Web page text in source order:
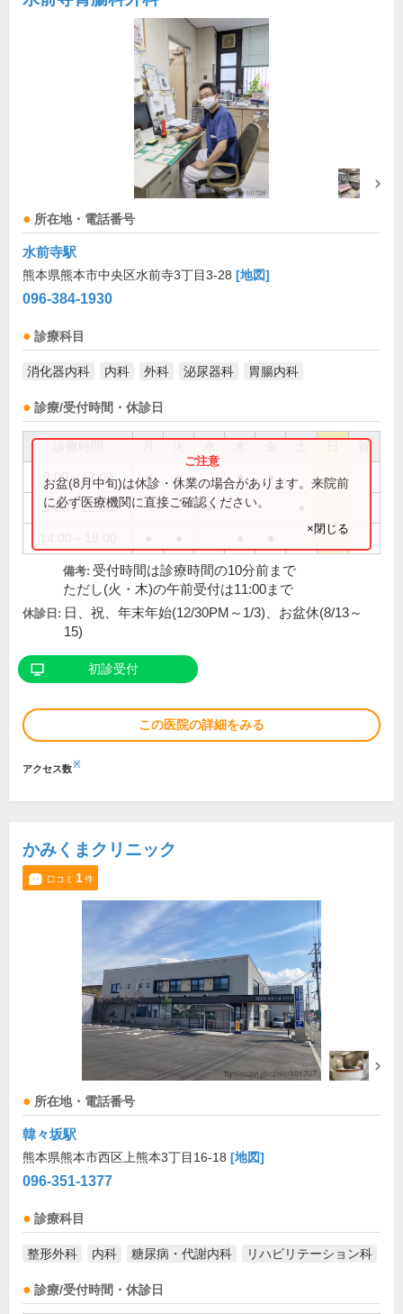
所在地・電話番号
水前寺駅
熊本県熊本市中央区水前寺3丁目3-28 [地図]
096-384-1930
診療科目
消化器内科 内科 外科 泌尿器科 胃腸内科
診療/受付時間・休診日
祝
9:00～12:00 ● ● ● ●
9:00～12:30 ●
お盆(8月中旬)は休診・休業の場合があります。来院前
に必ず医療機関に直接ご確認ください。
×閉じる
備考: 受付時間は診療時間の10分前まで
ただし(火・木)の午前受付は11:00まで
休診日: 日、祝、年末年始(12/30PM～1/3)、お盆休(8/13～
15)
初診受付
この医院の詳細をみる
アクセス数※
かみくまクリニック
口コミ 1件
所在地・電話番号
韓々坂駅
熊本県熊本市西区上熊本3丁目16-18 [地図]
096-351-1377
診療科目
整形外科 内科 糖尿病・代謝内科 リハビリテーション科
診療/受付時間・休診日